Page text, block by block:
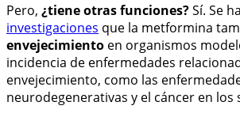
Pero, ¿tiene otras funciones?Sí. Se
investigaciones que la metformina
envejecimiento en organismos
incidencia de enfermedades
envejecimiento, como las
neurodegenerativas y el cáncer en los